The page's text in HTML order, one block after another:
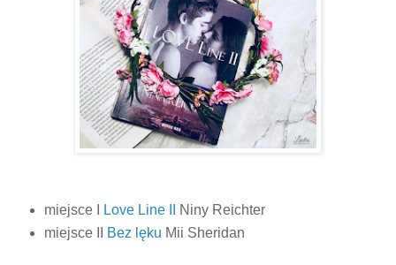
miejsce I Love Line II
Niny Reichter
miejsce II
Bez lęku Mii Sheridan